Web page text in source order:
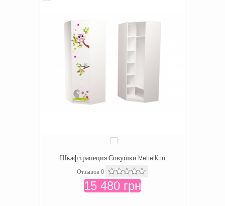
Шкаф трапеция Совушки MebelKon
Отзывов 0
15 480 грн